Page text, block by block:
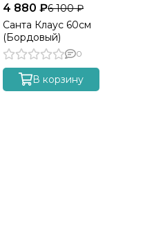
4 880 ₽6 100 ₽
Санта Клаус 60см
(Бордовый)
0
В корзину